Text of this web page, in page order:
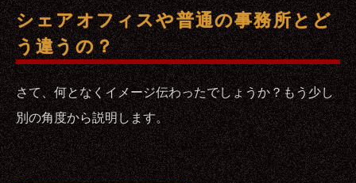
シェアオフィスや普通の事務所とど
う違うの？
さて、何となくイメージ伝わったでしょうか？もう少し
別の角度から説明します。